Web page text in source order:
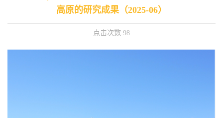
高原的研究成果（2025-06）
点击次数:98